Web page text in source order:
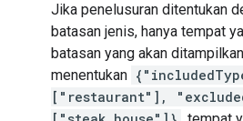
Jika penelusuran ditentukan
batasan jenis, hanya tempat
batasan yang akan
menentukan
["restaurant"],